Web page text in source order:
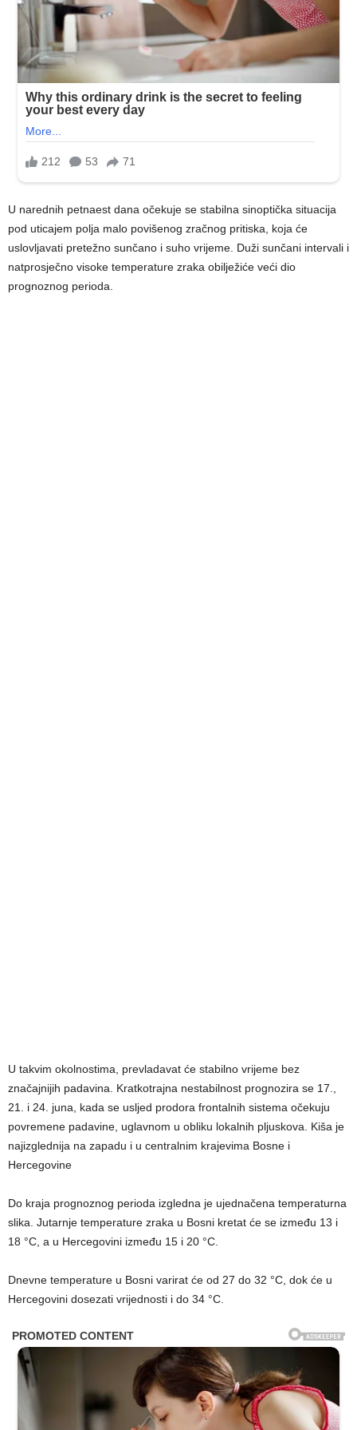
U narednih petnaest dana očekuje se stabilna sinoptička situacija
pod uticajem polja malo povišenog zračnog pritiska, koja će
uslovljavati pretežno sunčano i suho vrijeme. Duži sunčani intervali i
natprosječno visoke temperature zraka obilježiće veći dio
prognoznog perioda.
U takvim okolnostima, prevladavat će stabilno vrijeme bez
značajnijih padavina. Kratkotrajna nestabilnost prognozira se 17.,
21. i 24. juna, kada se usljed prodora frontalnih sistema očekuju
povremene padavine, uglavnom u obliku lokalnih pljuskova. Kiša je
najizglednija na zapadu i u centralnim krajevima Bosne i
Hercegovine
Do kraja prognoznog perioda izgledna je ujednačena temperaturna
slika. Jutarnje temperature zraka u Bosni kretat će se između 13 i
18 °C, a u Hercegovini između 15 i 20 °C.
Dnevne temperature u Bosni varirat će od 27 do 32 °C, dok će u
Hercegovini dosezati vrijednosti i do 34 °C.